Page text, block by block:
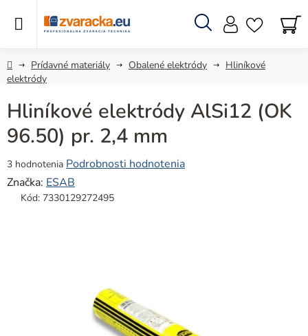
Hľadať
DomovPrídavné materiály Obalené elektródy
Hliníkové
elektródy
Hliníkové elektródy AlSi12 (OK
96.50) pr. 2,4 mm
Priemerné
hodnotenie
produktu
3 hodnotenia Podrobnosti hodnotenia
Značka: ESAB
Kód: 7330129272495